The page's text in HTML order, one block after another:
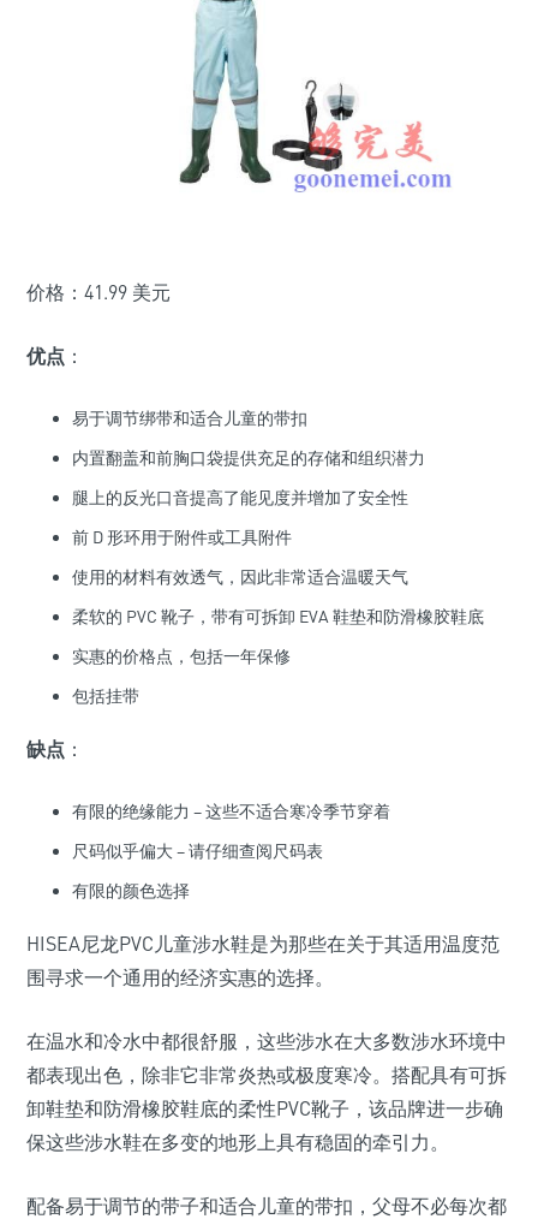
价格：41.99 美元
优点 ：
易于调节绑带和适合儿童的带扣
内置翻盖和前胸口袋提供充足的存储和组织潜力
腿上的反光口音提高了能见度并增加了安全性
前 D 形环用于附件或工具附件
使用的材料有效透气，因此非常适合温暖天气
柔软的 PVC 靴子，带有可拆卸 EVA 鞋垫和防滑橡胶鞋底
实惠的价格点，包括一年保修
包括挂带
缺点 ：
有限的绝缘能力 – 这些不适合寒冷季节穿着
尺码似乎偏大 – 请仔细查阅尺码表
有限的颜色选择
HISEA尼龙PVC儿童涉水鞋是为那些在关于其适用温度范
围寻求一个通用的经济实惠的选择。
在温水和冷水中都很舒服，这些涉水在大多数涉水环境中
都表现出色，除非它非常炎热或极度寒冷。搭配具有可拆
卸鞋垫和防滑橡胶鞋底的柔性PVC靴子，该品牌进一步确
保这些涉水鞋在多变的地形上具有稳固的牵引力。
配备易于调节的带子和适合儿童的带扣，父母不必每次都